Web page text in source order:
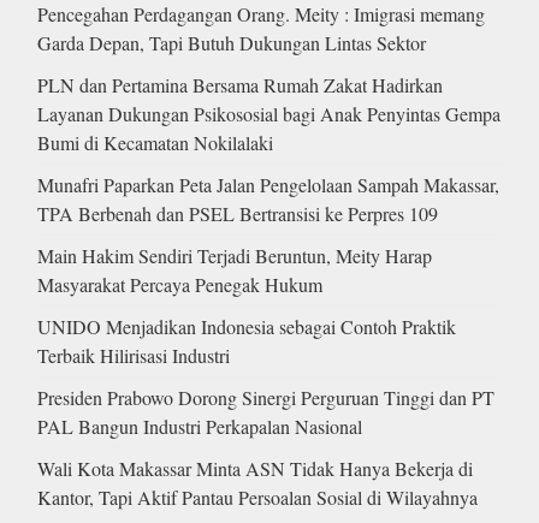
Pencegahan Perdagangan Orang. Meity : Imigrasi memang
Garda Depan, Tapi Butuh Dukungan Lintas Sektor
PLN dan Pertamina Bersama Rumah Zakat Hadirkan
Layanan Dukungan Psikososial bagi Anak Penyintas Gempa
Bumi di Kecamatan Nokilalaki
Munafri Paparkan Peta Jalan Pengelolaan Sampah Makassar,
TPA Berbenah dan PSEL Bertransisi ke Perpres 109
Main Hakim Sendiri Terjadi Beruntun, Meity Harap
Masyarakat Percaya Penegak Hukum
UNIDO Menjadikan Indonesia sebagai Contoh Praktik
Terbaik Hilirisasi Industri
Presiden Prabowo Dorong Sinergi Perguruan Tinggi dan PT
PAL Bangun Industri Perkapalan Nasional
Wali Kota Makassar Minta ASN Tidak Hanya Bekerja di
Kantor, Tapi Aktif Pantau Persoalan Sosial di Wilayahnya